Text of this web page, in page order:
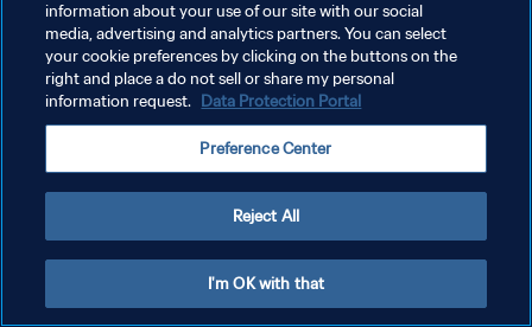
DATENSCHUTZ
NUTZUNGSBEDINGUNGEN
COOKIE-EINSTELLUNGEN VERWALTEN
information about your use of our site with our social
media, advertising and analytics partners. You can select
your cookie preferences by clicking on the buttons on the
right and place a do not sell or share my personal
information request. Data Protection Portal
Preference Center
Reject All
I'm OK with that